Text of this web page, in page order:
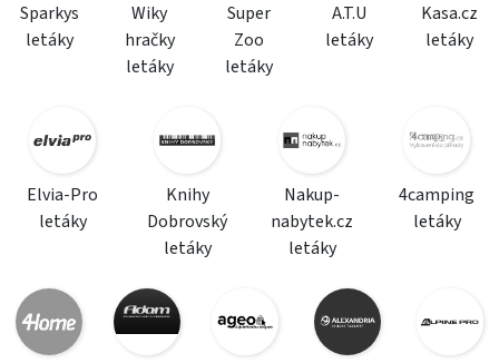
Sparkys
letáky
Wiky
hračky
letáky
Super
Zoo
letáky
A.T.U
letáky
Kasa.cz
letáky
Elvia-Pro
letáky
Knihy
Dobrovský
letáky
Nakup-
nabytek.cz
letáky
4camping
letáky